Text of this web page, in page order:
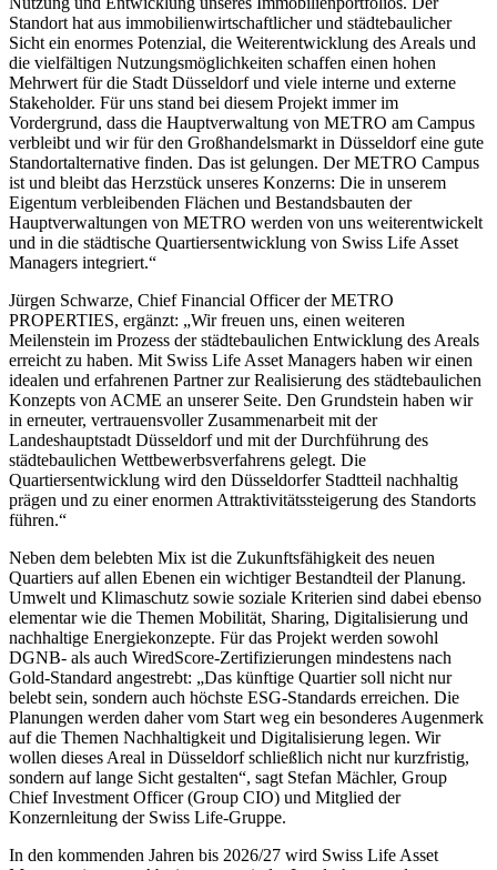
Standort hat aus immobilienwirtschaftlicher und städtebaulicher
Sicht ein enormes Potenzial, die Weiterentwicklung des Areals und
die vielfältigen Nutzungsmöglichkeiten schaffen einen hohen
Mehrwert für die Stadt Düsseldorf und viele interne und externe
Stakeholder. Für uns stand bei diesem Projekt immer im
Vordergrund, dass die Hauptverwaltung von METRO am Campus
verbleibt und wir für den Großhandelsmarkt in Düsseldorf eine gute
Standortalternative finden. Das ist gelungen. Der METRO Campus
ist und bleibt das Herzstück unseres Konzerns: Die in unserem
Eigentum verbleibenden Flächen und Bestandsbauten der
Hauptverwaltungen von METRO werden von uns weiterentwickelt
und in die städtische Quartiersentwicklung von Swiss Life Asset
Managers integriert.“
Jürgen Schwarze, Chief Financial Officer der METRO
PROPERTIES, ergänzt: „Wir freuen uns, einen weiteren
Meilenstein im Prozess der städtebaulichen Entwicklung des Areals
erreicht zu haben. Mit Swiss Life Asset Managers haben wir einen
idealen und erfahrenen Partner zur Realisierung des städtebaulichen
Konzepts von ACME an unserer Seite. Den Grundstein haben wir
in erneuter, vertrauensvoller Zusammenarbeit mit der
Landeshauptstadt Düsseldorf und mit der Durchführung des
städtebaulichen Wettbewerbsverfahrens gelegt. Die
Quartiersentwicklung wird den Düsseldorfer Stadtteil nachhaltig
prägen und zu einer enormen Attraktivitätssteigerung des Standorts
führen.“
Neben dem belebten Mix ist die Zukunftsfähigkeit des neuen
Quartiers auf allen Ebenen ein wichtiger Bestandteil der Planung.
Umwelt und Klimaschutz sowie soziale Kriterien sind dabei ebenso
elementar wie die Themen Mobilität, Sharing, Digitalisierung und
nachhaltige Energiekonzepte. Für das Projekt werden sowohl
DGNB- als auch WiredScore-Zertifizierungen mindestens nach
Gold-Standard angestrebt: „Das künftige Quartier soll nicht nur
belebt sein, sondern auch höchste ESG-Standards erreichen. Die
Planungen werden daher vom Start weg ein besonderes Augenmerk
auf die Themen Nachhaltigkeit und Digitalisierung legen. Wir
wollen dieses Areal in Düsseldorf schließlich nicht nur kurzfristig,
sondern auf lange Sicht gestalten“, sagt Stefan Mächler, Group
Chief Investment Officer (Group CIO) und Mitglied der
Konzernleitung der Swiss Life-Gruppe.
In den kommenden Jahren bis 2026/27 wird Swiss Life Asset